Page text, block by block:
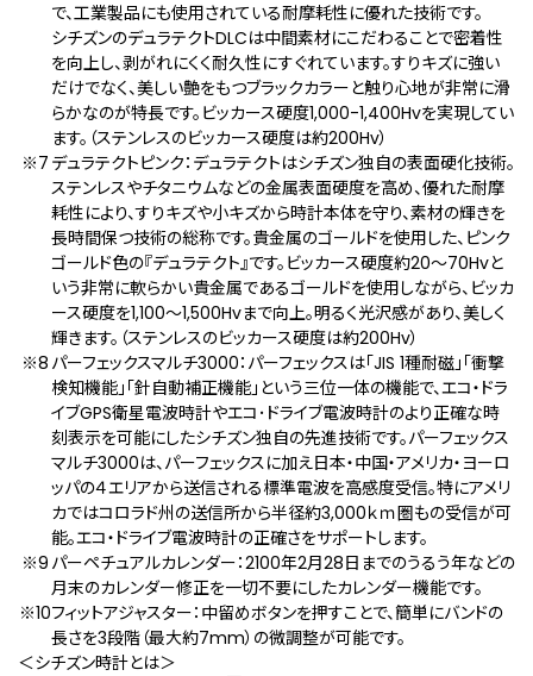
で、工業製品にも使用されている耐摩耗性に優れた技術です。
シチズンのデュラテクトDLCは中間素材にこだわることで密着性
を向上し、剥がれにくく耐久性にすぐれています。すりキズに強い
だけでなく、美しい艶をもつブラックカラーと触り心地が非常に滑
らかなのが特長です。ビッカース硬度1,000-1,400Hvを実現してい
ます。（ステンレスのビッカース硬度は約200Hv）
デュラテクトピンク：デュラテクトはシチズン独自の表面硬化技術。
ステンレスやチタニウムなどの金属表面硬度を高め、優れた耐摩
耗性により、すりキズや小キズから時計本体を守り、素材の輝きを
長時間保つ技術の総称です。貴金属のゴールドを使用した、ピンク
ゴールド色の『デュラテクト』です。ビッカース硬度約20～70Hvと
いう非常に軟らかい貴金属であるゴールドを使用しながら、ビッカ
ース硬度を1,100～1,500Hvまで向上。明るく光沢感があり、美しく
輝きます。（ステンレスのビッカース硬度は約200Hv）
パーフェックスマルチ3000：パーフェックスは「JIS 1種耐磁」「衝撃
検知機能」「針自動補正機能」という三位一体の機能で、エコ・ドラ
イブGPS衛星電波時計やエコ･ドライブ電波時計のより正確な時
刻表示を可能にしたシチズン独自の先進技術です。パーフェックス
マルチ3000は、パーフェックスに加え日本・中国・アメリカ・ヨーロ
ッパの４エリアから送信される標準電波を高感度受信。特にアメリ
カではコロラド州の送信所から半径約3,000ｋｍ圏もの受信が可
能。エコ・ドライブ電波時計の正確さをサポートします。
パーペチュアルカレンダー：2100年2月28日までのうるう年などの
月末のカレンダー修正を一切不要にしたカレンダー機能です。
フィットアジャスター：中留めボタンを押すことで、簡単にバンドの
長さを3段階（最大約7mm）の微調整が可能です。
＜シチズン時計とは＞